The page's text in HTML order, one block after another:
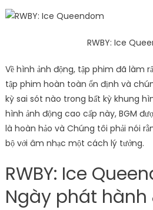
RWBY: Ice
Về hình ảnh động, tập phim đã làm
tập phim hoàn toàn ổn định và
kỳ sai sót nào trong bất kỳ khung
hình ảnh động cao cấp này, BGM
là hoàn hảo và Chúng tôi phải nói
bộ với âm nhạc một cách lý tưởng.
RWBY: Ice
Ngày phát hành